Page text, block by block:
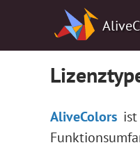
AliveColors